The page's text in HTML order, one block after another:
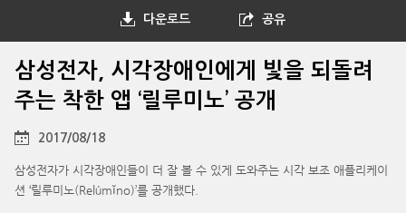
다운로드 공유
삼성전자, 시각장애인에게 빛을 되돌려
주는 착한 앱 ‘릴루미노’ 공개
2017/08/18
삼성전자가 시각장애인들이 더 잘 볼 수 있게 도와주는 시각 보조 애플리케이
션 ‘릴루미노(Relúmĭno)’를 공개했다.